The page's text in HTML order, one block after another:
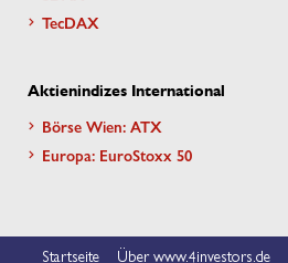
TecDAX
Aktienindizes International
Börse Wien: ATX
Europa: EuroStoxx 50
Startseite Über www.4investors.de